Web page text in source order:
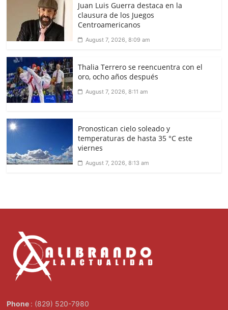
Juan Luis Guerra destaca en la
clausura de los Juegos
Centroamericanos
August 7, 2026, 8:09 am
Thalia Terrero se reencuentra con el
oro, ocho años después
August 7, 2026, 8:11 am
Pronostican cielo soleado y
temperaturas de hasta 35 °C este
viernes
August 7, 2026, 8:13 am
Phone : (829) 520-7980